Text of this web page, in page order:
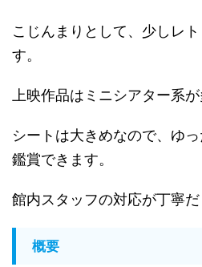
こじんまりとして、少しレ
す。
上映作品はミニシアター系が
シートは大きめなので、ゆ
鑑賞できます。
館内スタッフの対応が丁寧だ
概要